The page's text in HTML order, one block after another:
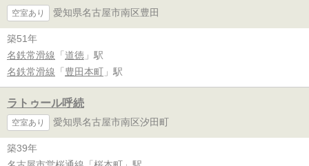
空室あり 愛知県名古屋市南区豊田
築51年
名鉄常滑線 「 道徳 」駅
名鉄常滑線 「 豊田本町 」駅
ラトゥール呼続
空室あり 愛知県名古屋市南区汐田町
築39年